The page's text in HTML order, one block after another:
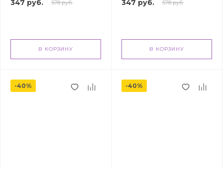
347 руб. 578 руб.
В КОРЗИНУ
347 руб. 578 руб.
В КОРЗИНУ
-40% -40%